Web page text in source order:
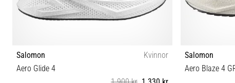
Salomon
Kvinnor
Aero Glide 4
Salomon
Aero Blaze 4